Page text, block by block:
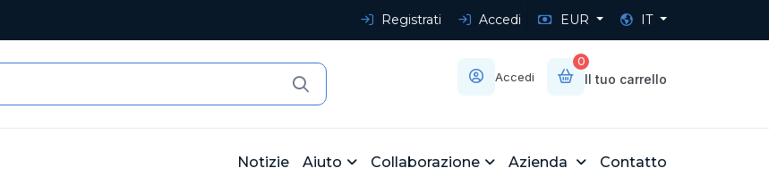
Registrati Accedi EUR IT
Accedi
0
Il tuo carrello
Notizie Aiuto Collaborazione Azienda Contatto